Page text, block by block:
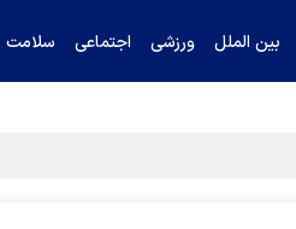
بین الملل ورزشی اجتماعی سلامت